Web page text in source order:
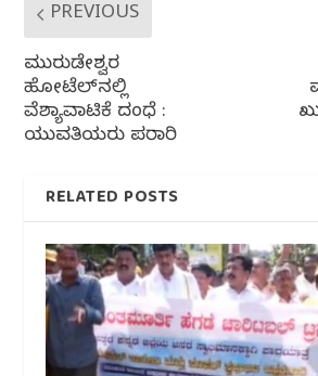
PREVIOUS
ಮುರುಡೇಶ್ವರ
ಹೋಟೆಲ್‌ನಲ್ಲಿ
ವೆಶ್ಯಾವಾಟಿಕೆ ದಂಧೆ :
ಯುವತಿಯರು ಪರಾರಿ
RELATED POSTS